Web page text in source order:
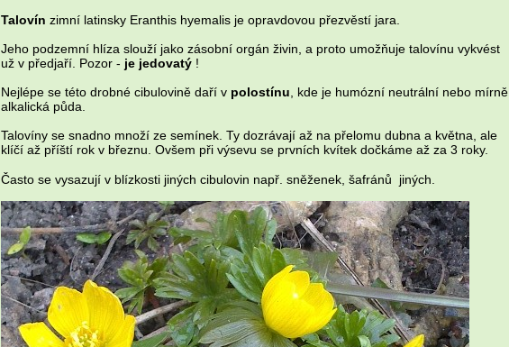
Talovín zimní latinsky Eranthis hyemalis je opravdovou přezvěstí jara.
Jeho podzemní hlíza slouží jako zásobní orgán živin, a proto umožňuje talovínu vykvést
už v předjaří. Pozor - je jedovatý !
Nejlépe se této drobné cibulovině daří v polostínu, kde je humózní neutrální nebo mírně
alkalická půda.
Talovíny se snadno množí ze semínek. Ty dozrávají až na přelomu dubna a května, ale
klíčí až příští rok v březnu. Ovšem při výsevu se prvních kvítek dočkáme až za 3 roky.
Často se vysazují v blízkosti jiných cibulovin např. sněženek, šafránů jiných.